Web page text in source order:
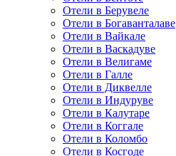
Отели в Берувеле
Отели в Богаванталаве
Отели в Вайкале
Отели в Васкадуве
Отели в Велигаме
Отели в Галле
Отели в Диквелле
Отели в Индуруве
Отели в Калутаре
Отели в Коггале
Отели в Коломбо
Отели в Косгоде